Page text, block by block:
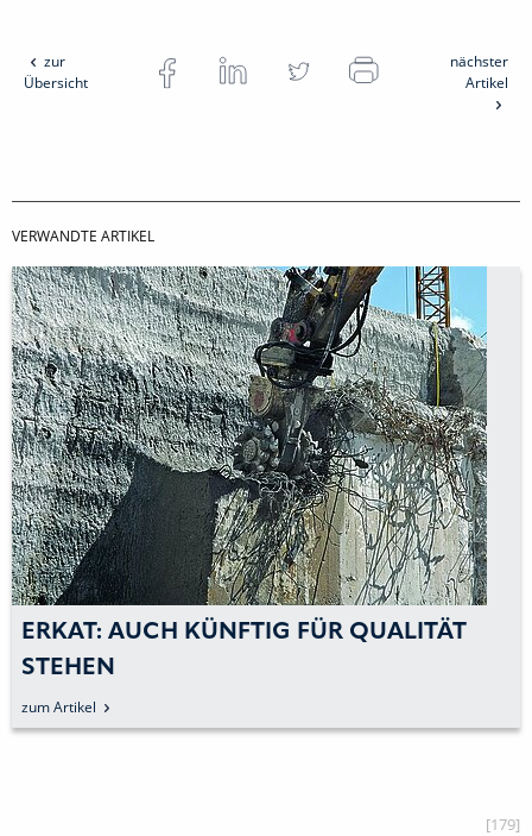
zur
Übersicht
nächster
Artikel
VERWANDTE ARTIKEL
ERKAT: AUCH KÜNFTIG FÜR QUALITÄT
STEHEN
zum Artikel
[179]